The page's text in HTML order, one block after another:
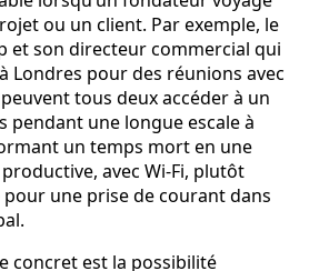
ou un client. Par exemple, le
et son directeur commercial qui
Londres pour des réunions avec
tous deux accéder à un
pendant une longue escale à
un temps mort en une
avec Wi‑Fi, plutôt
pour une prise de courant dans
concret est la possibilité